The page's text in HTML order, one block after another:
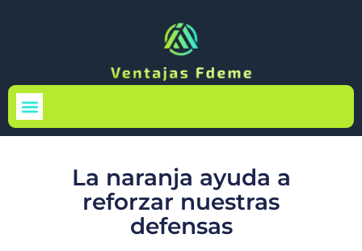
La naranja ayuda a
reforzar nuestras
defensas